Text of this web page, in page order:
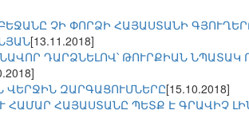
ՉԻ ՓՈՐՁԻ ՀԱՅԱՍՏԱՆԻ
[13.11.2018]
ԴԱՐՁՆԵԼՈՎ՝ ԹՈՒՐՔԻԱՆ ՆՊԱՏԱԿ
ԶԱՐԳԱՑՈՒՄՆԵՐԸ[15.10.2018]
ՀԱՄԱՐ ՀԱՅԱՍՏԱՆԸ ՊԵՏՔ Է ԳՐԱՎԻՉ